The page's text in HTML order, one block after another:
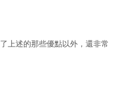
上述的那些優點以外，還非常